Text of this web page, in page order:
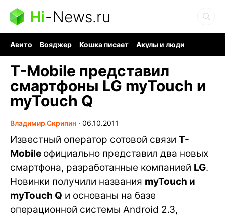
Hi-News.ru
Авито Вояджер Кошка писает
Акулы и люди
T-Mobile представил
смартфоны LG myTouch и
myTouch Q
Владимир Скрипин ∙ 06.10.2011
Известный оператор сотовой связи T-
Mobile официально представил два новых
смартфона, разработанные компанией LG.
Новинки получили названия myTouch и
myTouch Q и основаны на базе
операционной системы Android 2.3,